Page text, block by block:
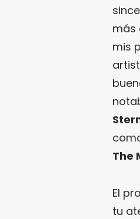
más
mis
The
El
tu